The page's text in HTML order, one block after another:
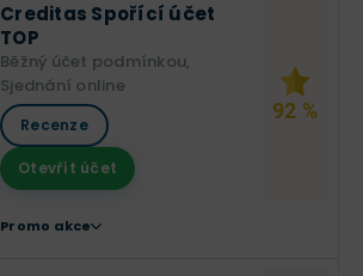
Creditas Spořící účet
TOP
Běžný účet podmínkou,
Sjednání online
Recenze
Otevřít účet
92 %
Promo akce